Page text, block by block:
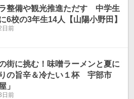
整備や観光推進ただす 中学生
6校の3年生14人【山陽小野田】
日前
街に挑む！味噌ラーメンと夏に
の旨辛＆冷たい１杯 宇部市
」
日前